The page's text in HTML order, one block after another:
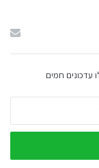
עדכונים חמים